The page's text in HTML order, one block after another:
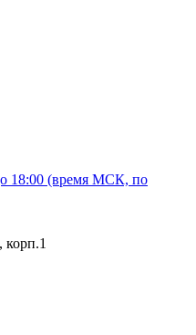
18:00 (время МСК, по
корп.1